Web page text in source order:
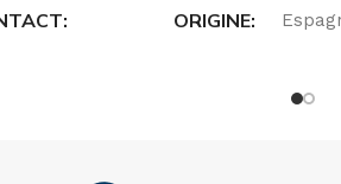
ORIGINE
DIMENSIONS